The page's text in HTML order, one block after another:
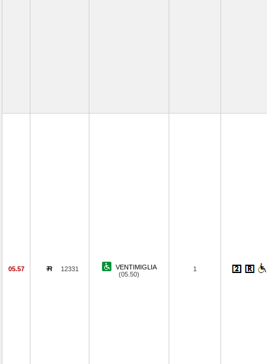
05.57 12331
VENTIMIGLIA
(05.50)
1